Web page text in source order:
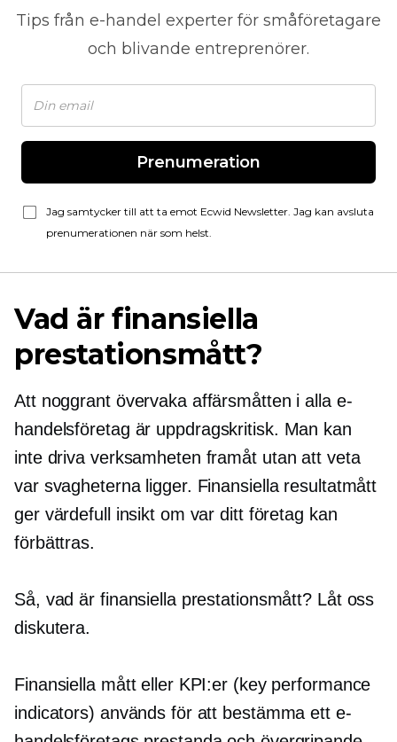
Tips från e-handel experter för småföretagare
och blivande entreprenörer.
Prenumeration
Jag samtycker till att ta emot Ecwid Newsletter. Jag kan avsluta
prenumerationen när som helst.
Vad är finansiella
prestationsmått?
Att noggrant övervaka affärsmåtten i alla e-
handelsföretag är uppdragskritisk. Man kan
inte driva verksamheten framåt utan att veta
var svagheterna ligger. Finansiella resultatmått
ger värdefull insikt om var ditt företag kan
förbättras.
Så, vad är finansiella prestationsmått? Låt oss
diskutera.
Finansiella mått eller KPI:er (key performance
indicators) används för att bestämma ett e-